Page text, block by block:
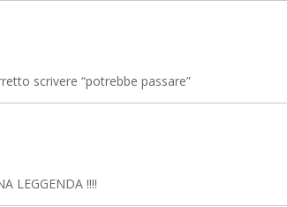
scrivere “potrebbe passare”
LEGGENDA !!!!